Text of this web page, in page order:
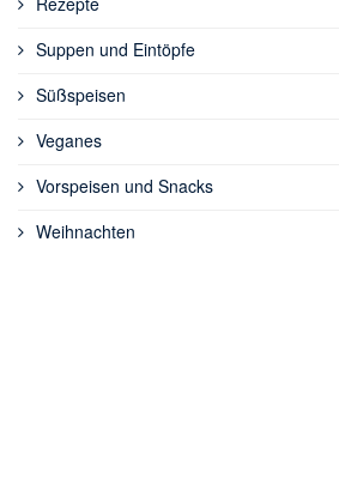
Suppen und Eintöpfe
Süßspeisen
Veganes
Vorspeisen und Snacks
Weihnachten